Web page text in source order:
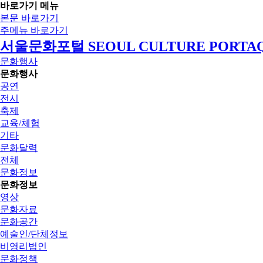
바로가기 메뉴
본문 바로가기
주메뉴 바로가기
서울문화포털 SEOUL CULTURE
문화행사
문화행사
공연
전시
축제
교육/체험
기타
문화달력
전체
문화정보
문화정보
영상
문화자료
문화공간
예술인/단체정보
비영리법인
문화정책